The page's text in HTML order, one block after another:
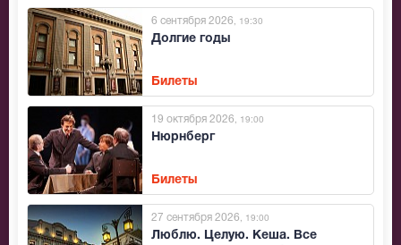
Долгие годы
6 сентября 2026 , 19:30
Билеты
Нюрнберг
19 октября 2026 , 19:00
Билеты
Люблю. Целую. Кеша. Все
27 сентября 2026 , 19:00